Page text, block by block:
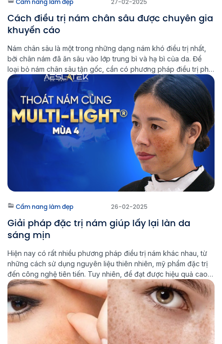
Cẩm nang làm đẹp 27-02-2025
Cách điều trị nám chân sâu được chuyên gia
khuyến cáo
Nám chân sâu là một trong những dạng nám khó điều trị nhất,
bởi chân nám đã ăn sâu vào lớp trung bì và hạ bì của da. Để
loại bỏ nám chân sâu tận gốc, cần có phương pháp điều trị phù
hợp và kiên trì trong quá trình chăm sóc da. Multi Light […]
Cẩm nang làm đẹp 26-02-2025
Giải pháp đặc trị nám giúp lấy lại làn da
sáng mịn
Hiện nay có rất nhiều phương pháp điều trị nám khác nhau, từ
những cách sử dụng nguyên liệu thiên nhiên, mỹ phẩm đặc trị
đến công nghệ tiên tiến. Tuy nhiên, để đạt được hiệu quả cao
và ngăn ngừa nám quay trở lại, việc lựa chọn đúng phương
pháp đặc trị nám là […]